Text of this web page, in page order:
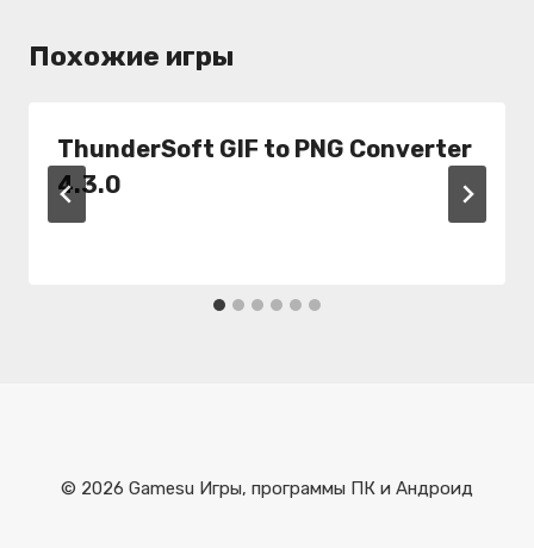
Похожие игры
ThunderSoft GIF to PNG Converter
4.3.0
© 2026 Gamesu Игры, программы ПК и Андроид